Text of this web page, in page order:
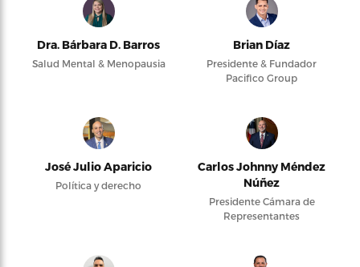
Dra. Bárbara D. Barros
Salud Mental & Menopausia
Brian Díaz
Presidente & Fundador
Pacifico Group
José Julio Aparicio
Política y derecho
Carlos Johnny Méndez
Núñez
Presidente Cámara de
Representantes